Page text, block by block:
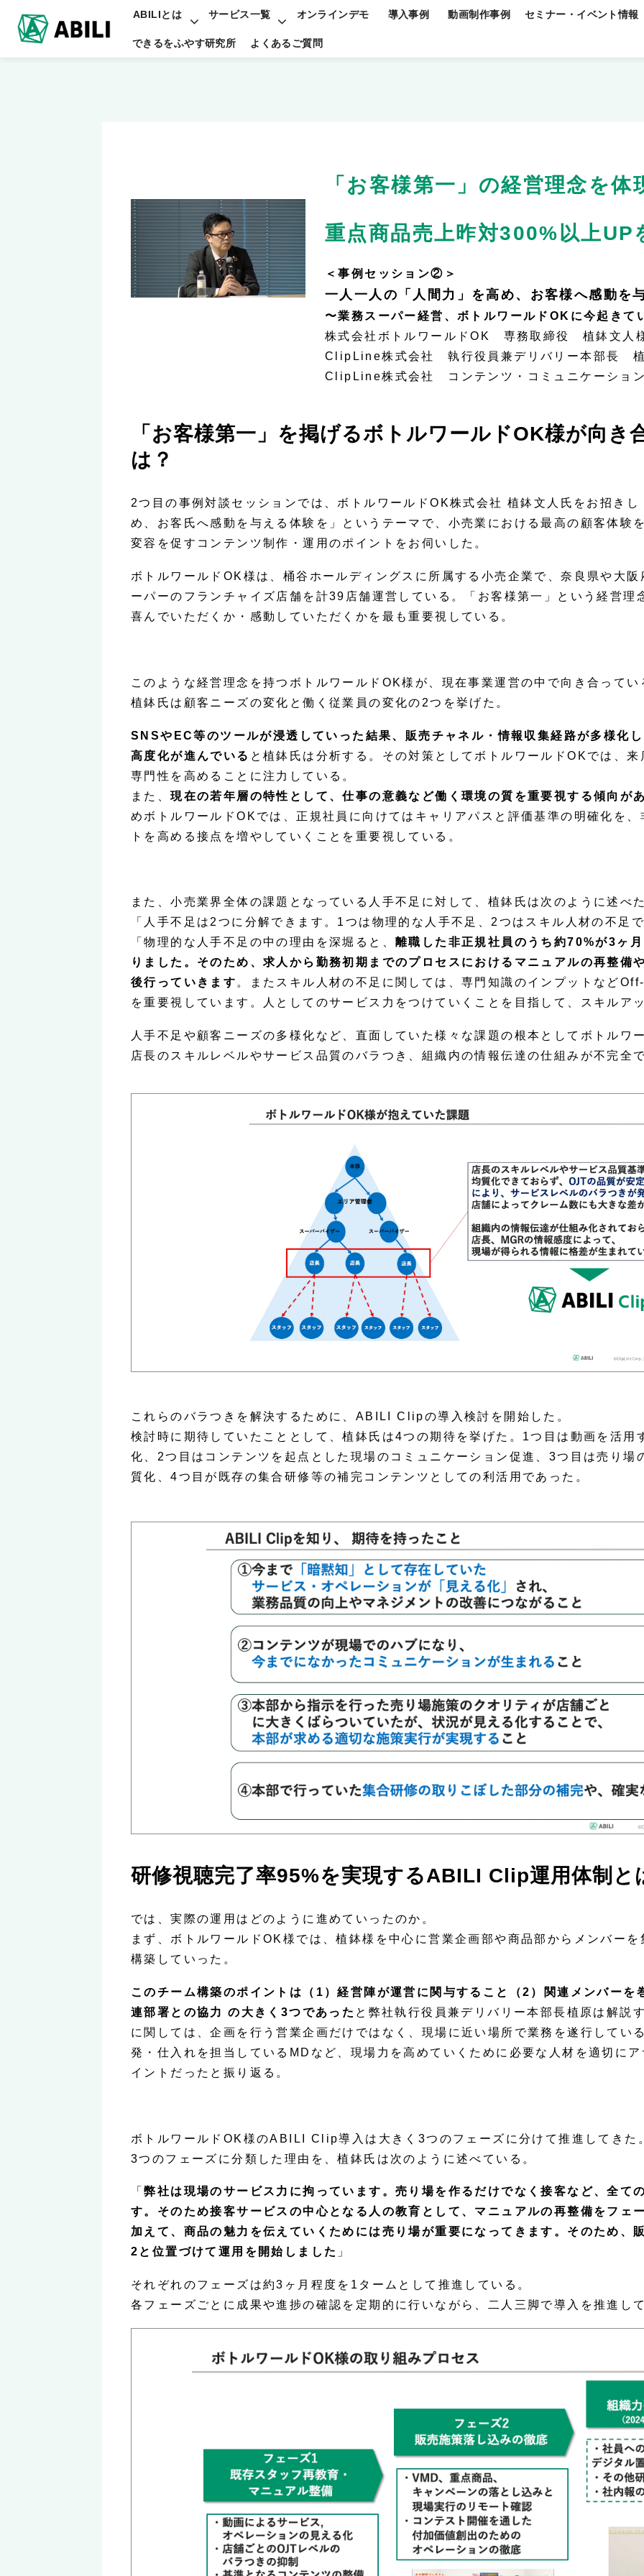
ABILIとは サービス一覧 オンラインデモ 導入事例 動画制作事例 セミナー・イベント情報
できるをふやす研究所 よくあるご質問
「お客様第一」の経営理念を体
重点商品売上昨対300%以上UP
＜事例セッション②＞
一人一人の「人間力」を高め、お客様へ感動を
〜業務スーパー経営、ボトルワールドOKに今起きて
株式会社ボトルワールドOK 専務取締役 植鉢文人
ClipLine株式会社 執行役員兼デリバリー本部長
ClipLine株式会社 コンテンツ・コミュニケーショ
「お客様第一」を掲げるボトルワールドOK様が向き
は？
2つ目の事例対談セッションでは、ボトルワールドOK株式会社 植鉢文人氏をお招き
め、お客氏へ感動を与える体験を」というテーマで、小売業における最高の顧客体験
変容を促すコンテンツ制作・運用のポイントをお伺いした。
ボトルワールドOK様は、桶谷ホールディングスに所属する小売企業で、奈良県や大
ーパーのフランチャイズ店舗を計39店舗運営している。「お客様第一」という経営理
喜んでいただくか・感動していただくかを最も重要視している。
このような経営理念を持つボトルワールドOK様が、現在事業運営の中で向き合って
植鉢氏は顧客ニーズの変化と働く従業員の変化の2つを挙げた。
SNSやEC等のツールが浸透していった結果、販売チャネル・情報収集経路が多様化
高度化が進んでいる と植鉢氏は分析する。その対策としてボトルワールドOKでは、
専門性を高めることに注力している。
また、現在の若年層の特性として、仕事の意義など働く環境の質を重要視する傾向が
めボトルワールドOKでは、正規社員に向けてはキャリアパスと評価基準の明確化を
トを高める接点を増やしていくことを重要視している。
また、小売業界全体の課題となっている人手不足に対して、植鉢氏は次のように述べ
「人手不足は2つに分解できます。1つは物理的な人手不足、2つはスキル人材の不足
「物理的な人手不足の中の理由を深堀ると、 離職した非正規社員のうち約70%が3ヶ
りました。そのため、求人から勤務初期までのプロセスにおけるマニュアルの再整
後行っていきます。またスキル人材の不足に関しては、専門知識のインプットなど
を重要視しています。人としてのサービス力をつけていくことを目指して、スキルア
人手不足や顧客ニーズの多様化など、直面していた様々な課題の根本としてボトルワ
店長のスキルレベルやサービス品質のバラつき、組織内の情報伝達の仕組みが不完全
これらのバラつきを解決するために、ABILI Clipの導入検討を開始した。
検討時に期待していたこととして、植鉢氏は4つの期待を挙げた。1つ目は動画を活用
化、2つ目はコンテンツを起点とした現場のコミュニケーション促進、3つ目は売り場
質化、4つ目が既存の集合研修等の補完コンテンツとしての利活用であった。
研修視聴完了率95%を実現するABILI Clip運用体制と
では、実際の運用はどのように進めていったのか。
まず、ボトルワールドOK様では、植鉢様を中心に営業企画部や商品部からメンバー
構築していった。
このチーム構築のポイントは（1）経営陣が運営に関与すること（2）関連メンバーを
連部署との協力 の大きく3つであった と弊社執行役員兼デリバリー本部長植原は解説
に関しては、企画を行う営業企画だけではなく、現場に近い場所で業務を遂行してい
発・仕入れを担当しているMDなど、現場力を高めていくために必要な人材を適切に
イントだったと振り返る。
ボトルワールドOK様のABILI Clip導入は大きく3つのフェーズに分けて推進してきた
3つのフェーズに分類した理由を、植鉢氏は次のように述べている。
「弊社は現場のサービス力に拘っています。売り場を作るだけでなく接客など、全て
す。そのため接客サービスの中心となる人の教育として、マニュアルの再整備をフェ
加えて、商品の魅力を伝えていくためには売り場が重要になってきます。そのため、
2と位置づけて運用を開始しました 」
それぞれのフェーズは約3ヶ月程度を1タームとして推進している。
各フェーズごとに成果や進捗の確認を定期的に行いながら、二人三脚で導入を推進し